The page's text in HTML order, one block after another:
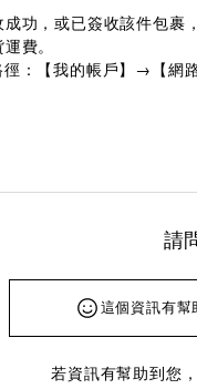
功，或已簽收該件包裹
費。
：【我的帳戶】→【網
請
這個資訊有幫
若資訊有幫助到您